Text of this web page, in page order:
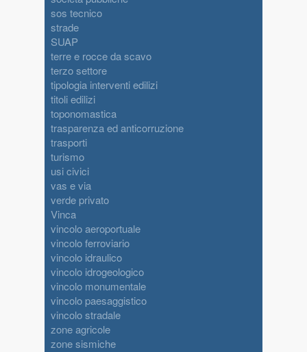
sos tecnico
strade
SUAP
terre e rocce da scavo
terzo settore
tipologia interventi edilizi
titoli edilizi
toponomastica
trasparenza ed anticorruzione
trasporti
turismo
usi civici
vas e via
verde privato
Vinca
vincolo aeroportuale
vincolo ferroviario
vincolo idraulico
vincolo idrogeologico
vincolo monumentale
vincolo paesaggistico
vincolo stradale
zone agricole
zone sismiche